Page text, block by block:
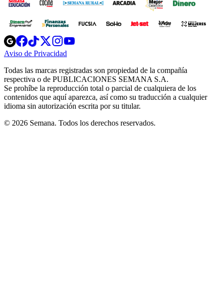
Opens
in
new
Opens
in
new
Opens
in
new
window
Opens
new
windowwindow
Aviso de Privacidad
new
window
Todas las marcas registradas son propiedad de la compañía
respectiva o de PUBLICACIONES SEMANA S.A.
Se prohíbe la reproducción total o parcial de cualquiera de los
contenidos que aquí aparezca, así como su traducción a cualquier
idioma sin autorización escrita por su titular.
© 2026 Semana. Todos los derechos reservados.